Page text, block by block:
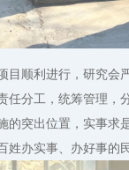
目顺利进行，研究会
任分工，统筹管理，
的突出位置，实事求
姓办实事、办好事的